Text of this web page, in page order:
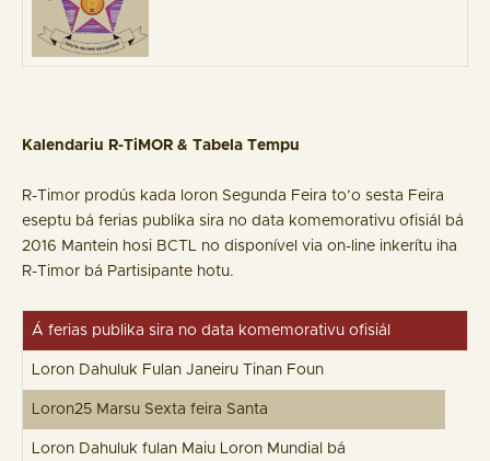
Kalendariu R-TiMOR & Tabela Tempu
R-Timor prodús kada loron Segunda Feira to’o sesta Feira
eseptu bá ferias publika sira no data komemorativu ofisiál bá
2016 Mantein hosi BCTL no disponível via on-line inkerítu iha
R-Timor bá Partisipante hotu.
Á ferias publika sira no data komemorativu ofisiál
Loron Dahuluk Fulan Janeiru Tinan Foun
Loron25 Marsu Sexta feira Santa
Loron Dahuluk fulan Maiu Loron Mundial bá